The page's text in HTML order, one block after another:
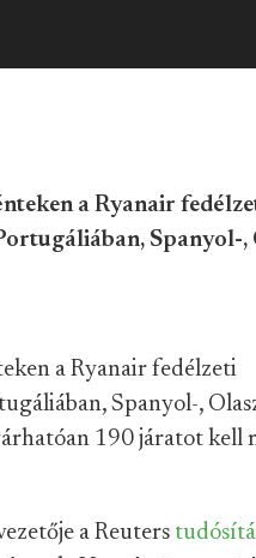
a Ryanair
Spanyol-,
a Ryanair fedélzeti
Spanyol-,
190 járatot kell
a Reuters